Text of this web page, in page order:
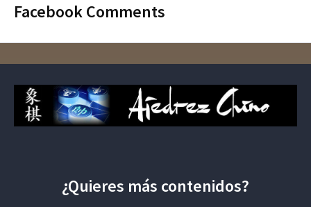
Facebook Comments
¿Quieres más contenidos?